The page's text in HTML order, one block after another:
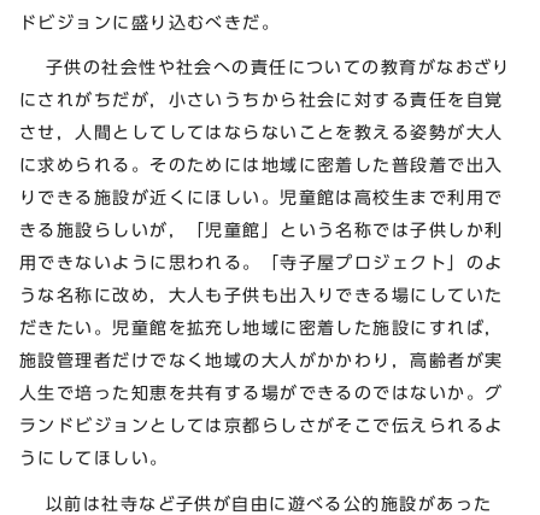
ドビジョンに盛り込むべきだ。
子供の社会性や社会への責任についての教育がなおざり
にされがちだが，小さいうちから社会に対する責任を自覚
させ，人間としてしてはならないことを教える姿勢が大人
に求められる。そのためには地域に密着した普段着で出入
りできる施設が近くにほしい。児童館は高校生まで利用で
きる施設らしいが，「児童館」という名称では子供しか利
用できないように思われる。「寺子屋プロジェクト」のよ
うな名称に改め，大人も子供も出入りできる場にしていた
だきたい。児童館を拡充し地域に密着した施設にすれば，
施設管理者だけでなく地域の大人がかかわり，高齢者が実
人生で培った知恵を共有する場ができるのではないか。グ
ランドビジョンとしては京都らしさがそこで伝えられるよ
うにしてほしい。
以前は社寺など子供が自由に遊べる公的施設があった